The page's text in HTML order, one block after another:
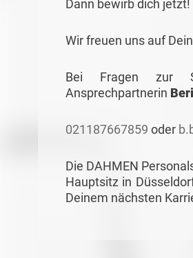
Dann bewirb dich jetzt!
Wir freuen uns auf
Bei Fragen zur
Ansprechpartnerin
021187667859 oder
Die DAHMEN
Hauptsitz in
Deinem nächsten